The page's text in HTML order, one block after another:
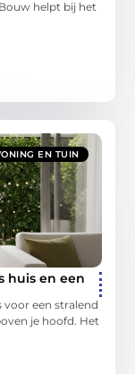
helpt bij het
EN TUIN
huis en een
voor een stralend
je hoofd. Het